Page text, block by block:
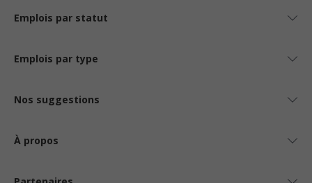
Emplois par statut
Emplois par type
Nos suggestions
À propos